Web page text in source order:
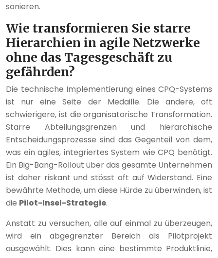
sanieren.
Wie transformieren Sie starre
Hierarchien in agile Netzwerke
ohne das Tagesgeschäft zu
gefährden?
Die technische Implementierung eines CPQ-Systems
ist nur eine Seite der Medaille. Die andere, oft
schwierigere, ist die organisatorische Transformation.
Starre Abteilungsgrenzen und hierarchische
Entscheidungsprozesse sind das Gegenteil von dem,
was ein agiles, integriertes System wie CPQ benötigt.
Ein Big-Bang-Rollout über das gesamte Unternehmen
ist daher riskant und stösst oft auf Widerstand. Eine
bewährte Methode, um diese Hürde zu überwinden, ist
die Pilot-Insel-Strategie.
Anstatt zu versuchen, alle auf einmal zu überzeugen,
wird ein abgegrenzter Bereich als Pilotprojekt
ausgewählt. Dies kann eine bestimmte Produktlinie,